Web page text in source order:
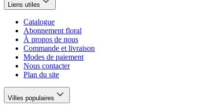
Liens utiles
Catalogue
Abonnement floral
À propos de nous
Commande et livraison
Modes de paiement
Nous contacter
Plan du site
Villes populaires